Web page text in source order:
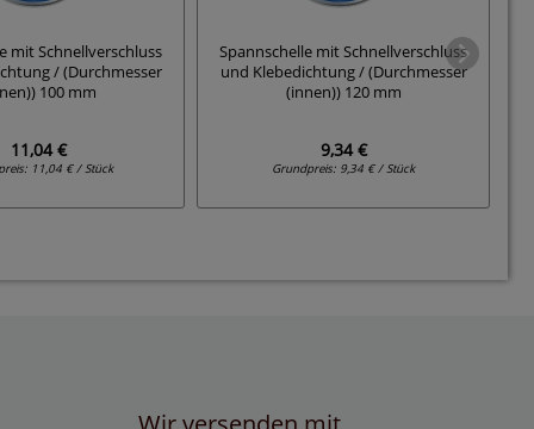
mit Schnellverschluss
/ (Durchmesser
100 mm
11,04 €
11,04 € / Stück
Spannschelle mit Schnellverschluss
und Klebedichtung / (Durchmesser
(innen)) 120 mm
9,34 €
Grundpreis: 9,34 € / Stück